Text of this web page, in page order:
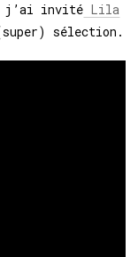
j’ai invité Lila
sélection.